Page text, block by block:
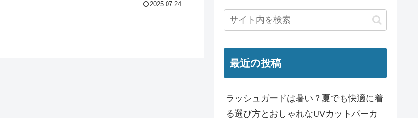
2025.07.24
最近の投稿
ラッシュガードは暑い？夏でも快適に着
る選び方とおしゃれなUVカットパーカ